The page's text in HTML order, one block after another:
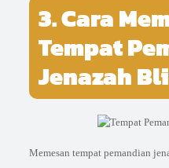
3. Cara
Tempat
Jenazah
Memesan tempat pemandian